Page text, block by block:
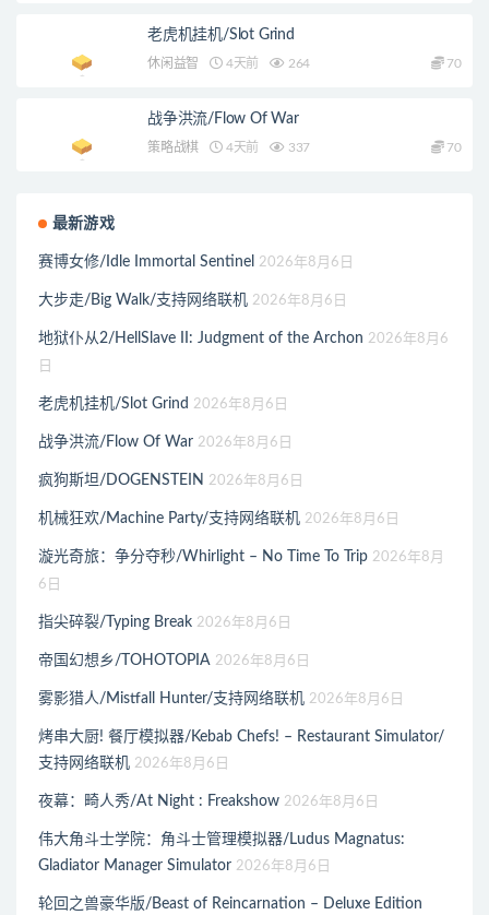
老虎机挂机/Slot Grind
休闲益智 4天前 264 70
战争洪流/Flow Of War
策略战棋 4天前 337 70
最新游戏
赛博女修/Idle Immortal Sentinel 2026年8月6日
大步走/Big Walk/支持网络联机 2026年8月6日
地狱仆从2/HellSlave II: Judgment of the Archon 2026年8月6
日
老虎机挂机/Slot Grind 2026年8月6日
战争洪流/Flow Of War 2026年8月6日
疯狗斯坦/DOGENSTEIN 2026年8月6日
机械狂欢/Machine Party/支持网络联机 2026年8月6日
漩光奇旅：争分夺秒/Whirlight – No Time To Trip 2026年8月
6日
指尖碎裂/Typing Break 2026年8月6日
帝国幻想乡/TOHOTOPIA 2026年8月6日
雾影猎人/Mistfall Hunter/支持网络联机 2026年8月6日
烤串大厨! 餐厅模拟器/Kebab Chefs! – Restaurant Simulator/
支持网络联机 2026年8月6日
夜幕：畸人秀/At Night : Freakshow 2026年8月6日
伟大角斗士学院：角斗士管理模拟器/Ludus Magnatus:
Gladiator Manager Simulator 2026年8月6日
轮回之兽豪华版/Beast of Reincarnation – Deluxe Edition